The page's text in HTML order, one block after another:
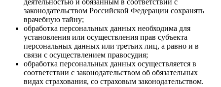
деятельностью и обязанным в соответствии с
законодательством Российской Федерации сохранять
врачебную тайну;
обработка персональных данных необходима для
установления или осуществления прав субъекта
персональных данных или третьих лиц, а равно и в
связи с осуществлением правосудия;
обработка персональных данных осуществляется в
соответствии с законодательством об обязательных
видах страхования, со страховым законодательством.